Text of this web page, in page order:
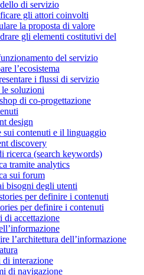
di servizio
gli attori coinvolti
la proposta di valore
gli elementi costitutivi del
del servizio
l’ecosistema
i flussi di servizio
soluzioni
di co-progettazione
design
sui contenuti e il linguaggio
discovery
ricerca (search keywords)
tramite analytics
sui forum
bisogni degli utenti
per definire i contenuti
per definire i contenuti
di accettazione
l’architettura dell’informazione
di interazione
di navigazione